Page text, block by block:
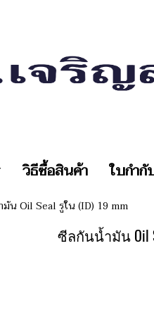
วิธีซื้อสินค้า ใบกำ
น Oil Seal รูใน (ID) 19 mm
ซีลกันน้ำมัน Oil